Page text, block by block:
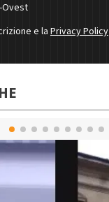
Ovest
e la Privacy Policy